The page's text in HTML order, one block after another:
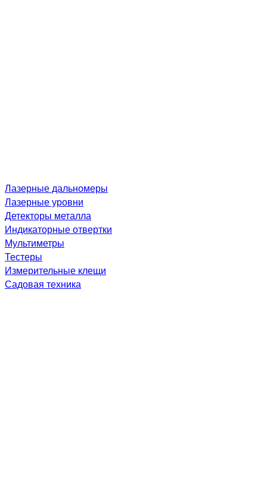
Лазерные дальномеры
Лазерные уровни
Детекторы металла
Индикаторные отвертки
Мультиметры
Тестеры
Измерительные клещи
Садовая техника